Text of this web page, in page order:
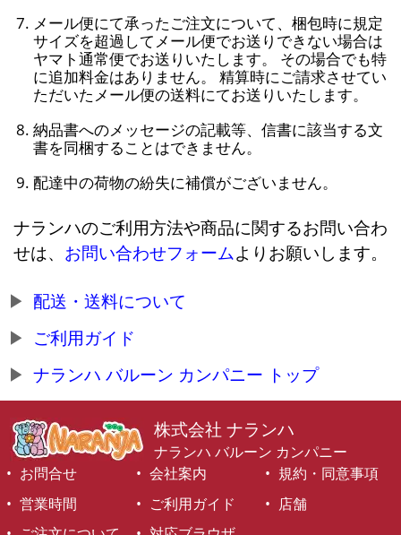
メール便にて承ったご注文について、梱包時に規定
サイズを超過してメール便でお送りできない場合は
ヤマト通常便でお送りいたします。 その場合でも特
に追加料金はありません。 精算時にご請求させてい
ただいたメール便の送料にてお送りいたします。
納品書へのメッセージの記載等、信書に該当する文
書を同梱することはできません。
配達中の荷物の紛失に補償がございません。
ナランハのご利用方法や商品に関するお問い合わ
せは、 お問い合わせフォームよりお願いします。
配送・送料について
ご利用ガイド
ナランハ バルーン カンパニー トップ
株式会社 ナランハ
ナランハ バルーン カンパニー
お問合せ
会社案内
規約・同意事項
営業時間
ご利用ガイド
店舗